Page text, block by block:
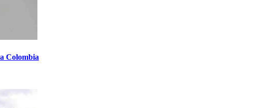
Colombia